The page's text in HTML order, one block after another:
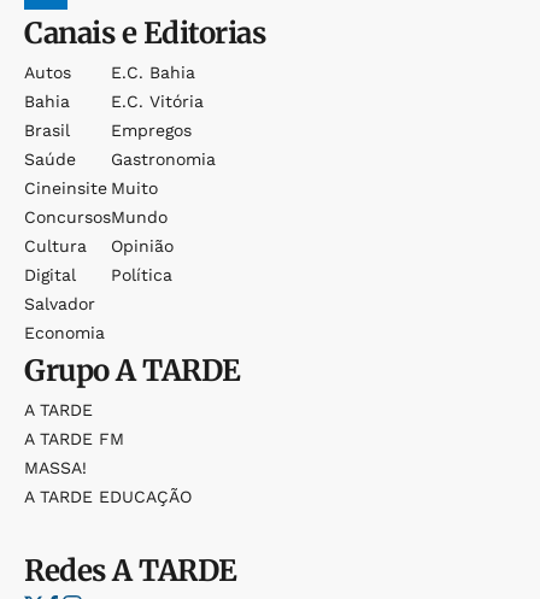
Canais e Editorias
Autos
Bahia
Brasil
Saúde
Cineinsite
Concursos
Cultura
Digital
Salvador
Economia
E.c. Bahia
E.c. Vitória
Empregos
Gastronomia
Muito
Mundo
Opinião
Política
GrupoA TARDE
A TARDE
A TARDE FM
MASSA!
A TARDE EDUCAÇÃO
RedesA TARDE